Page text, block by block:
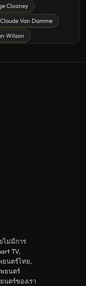
Clooney
Van Damme
Wilson
ไม่มีการ
TV,
ยนตร์ไทย,
ยนตร์
นตร์ของเรา